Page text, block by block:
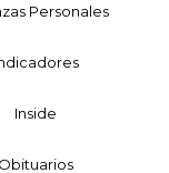
Personales
Inside
Obituarios